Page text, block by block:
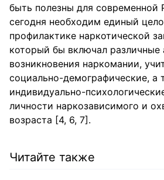
быть полезны для современной
сегодня необходим единый
профилактике наркотической
который бы включал различные
возникновения наркомании,
социально-демографические, а
индивидуально-
личности наркозависимого и
возраста [4, 6, 7].
Читайте также